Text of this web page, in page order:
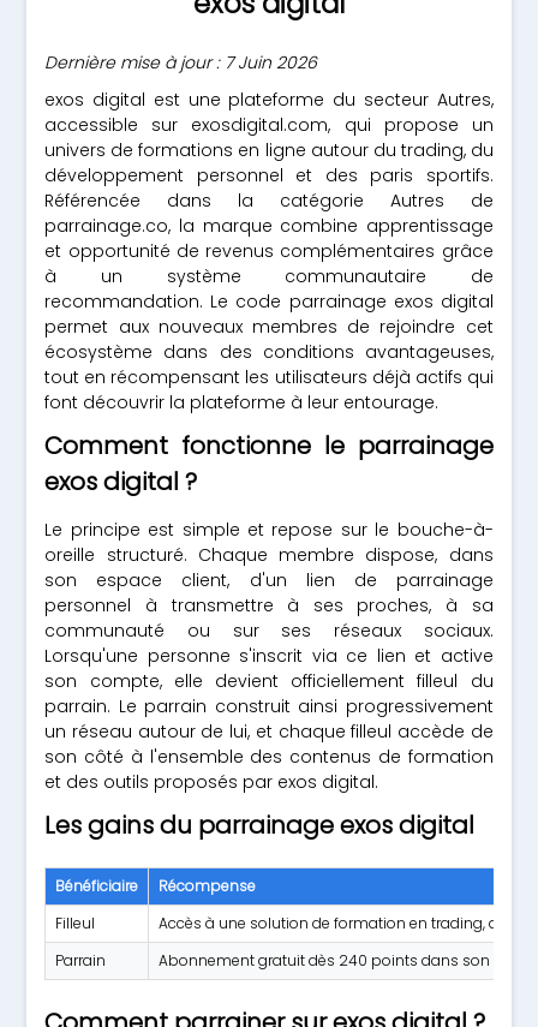
Dernière mise à jour : 7 Juin 2026
exos digital est une plateforme du secteur Autres,
accessible sur exosdigital.com, qui propose un
univers de formations en ligne autour du trading, du
développement personnel et des paris sportifs.
Référencée dans la catégorie Autres de
parrainage.co, la marque combine apprentissage
et opportunité de revenus complémentaires grâce
à un système communautaire de
recommandation. Le code parrainage exos digital
permet aux nouveaux membres de rejoindre cet
écosystème dans des conditions avantageuses,
tout en récompensant les utilisateurs déjà actifs qui
font découvrir la plateforme à leur entourage.
Comment fonctionne le parrainage
exos digital ?
Le principe est simple et repose sur le bouche-à-
oreille structuré. Chaque membre dispose, dans
son espace client, d'un lien de parrainage
personnel à transmettre à ses proches, à sa
communauté ou sur ses réseaux sociaux.
Lorsqu'une personne s'inscrit via ce lien et active
son compte, elle devient officiellement filleul du
parrain. Le parrain construit ainsi progressivement
un réseau autour de lui, et chaque filleul accède de
son côté à l'ensemble des contenus de formation
et des outils proposés par exos digital.
Les gains du parrainage exos digital
Bénéficiaire
Récompense
Filleul
Accès à une solution de formation en trading,
Parrain
Abonnement gratuit dès 240 points dans son